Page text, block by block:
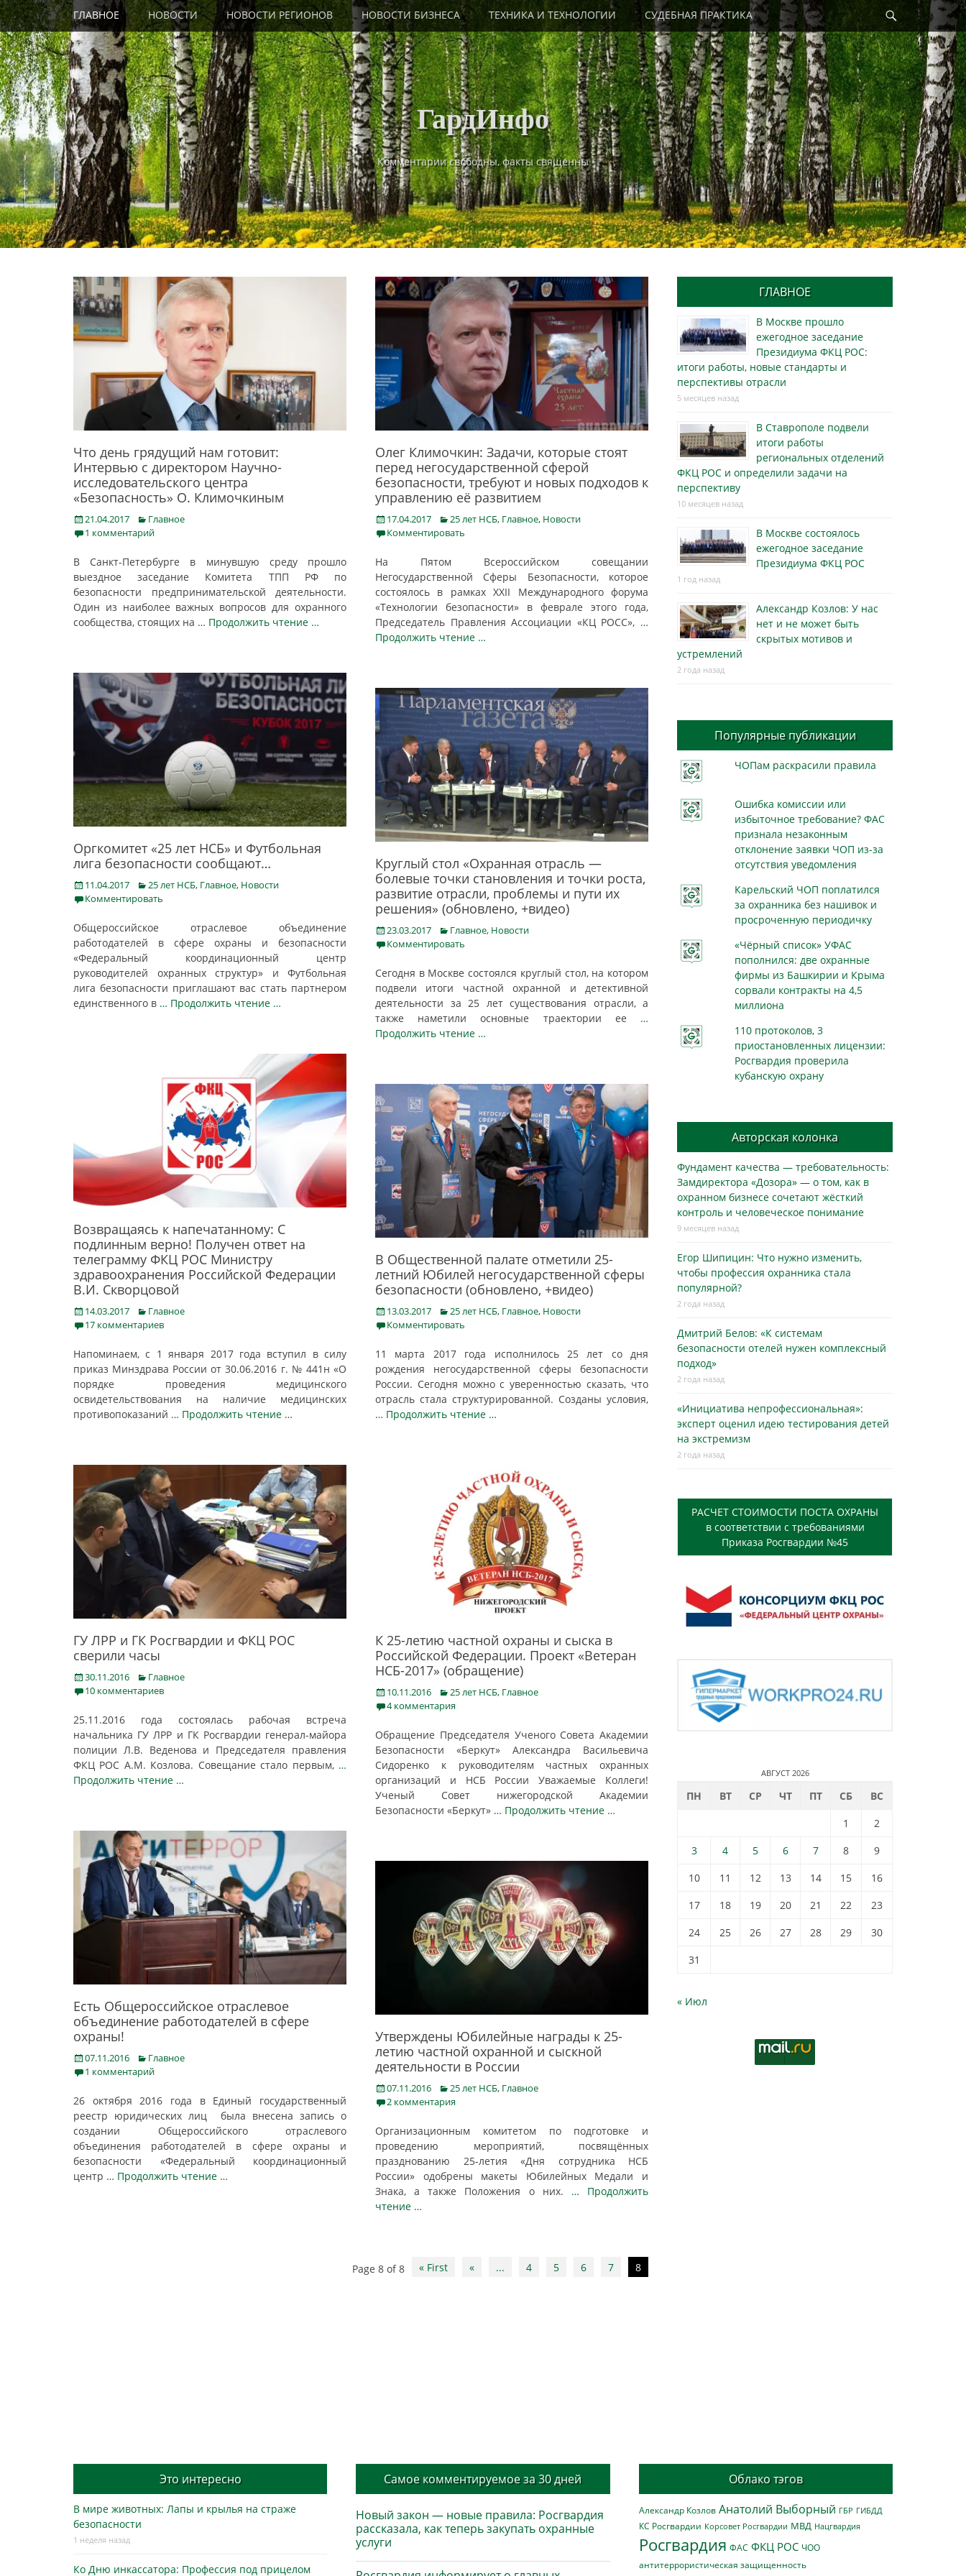
Skip
to
content
Primary Menu
ГЛАВНОЕ НОВОСТИ НОВОСТИ РЕГИОНОВ НОВОСТИ БИЗНЕСА ТЕХНИКА И ТЕХНОЛОГИИ СУДЕБНАЯ ПРАКТИКА
Найти
ГардИнфо
Комментарии свободны, факты священны
Что день грядущий нам готовит:
Интервью с директором Научно-
исследовательского центра
«Безопасность» О. Климочкиным
Posted
on
21.04.2017 Categories
Главное
1 комментарий
В Санкт-Петербурге в минувшую среду прошло
выездное заседание Комитета ТПП РФ по
безопасности предпринимательской деятельности.
Один из наиболее важных вопросов для охранного
сообщества, стоящих на … Продолжить чтение …
Олег Климочкин: Задачи, которые стоят
перед негосударственной сферой
безопасности, требуют и новых подходов к
управлению её развитием
Posted
on
17.04.2017 Categories
25 лет НСБ, Главное, Новости
Комментировать
На Пятом Всероссийском совещании
Негосударственной Сферы Безопасности, которое
состоялось в рамках XXII Международного форума
«Технологии безопасности» в феврале этого года,
Председатель Правления Ассоциации «КЦ РОСС», …
Продолжить чтение …
Оргкомитет «25 лет НСБ» и Футбольная
лига безопасности сообщают…
Posted
on
11.04.2017 Categories
25 лет НСБ, Главное, Новости
Комментировать
Общероссийское отраслевое объединение
работодателей в сфере охраны и безопасности
«Федеральный координационный центр
руководителей охранных структур» и Футбольная
лига безопасности приглашают вас стать партнером
единственного в … Продолжить чтение …
Круглый стол «Охранная отрасль —
болевые точки становления и точки роста,
развитие отрасли, проблемы и пути их
решения» (обновлено, +видео)
Posted
on
23.03.2017 Categories
Главное, Новости
Комментировать
Сегодня в Москве состоялся круглый стол, на котором
подвели итоги частной охранной и детективной
деятельности за 25 лет существования отрасли, а
также наметили основные траектории ее …
Продолжить чтение …
Возвращаясь к напечатанному: С
подлинным верно! Получен ответ на
телеграмму ФКЦ РОС Министру
здравоохранения Российской Федерации
В.И. Скворцовой
Posted
on
14.03.2017 Categories
Главное
17 комментариев
Напоминаем, с 1 января 2017 года вступил в силу
приказ Минздрава России от 30.06.2016 г. № 441н «О
порядке проведения медицинского
освидетельствования на наличие медицинских
противопоказаний … Продолжить чтение …
В Общественной палате отметили 25-
летний Юбилей негосударственной сферы
безопасности (обновлено, +видео)
Posted
on
13.03.2017 Categories
25 лет НСБ, Главное, Новости
Комментировать
11 марта 2017 года исполнилось 25 лет со дня
рождения негосударственной сферы безопасности
России. Сегодня можно с уверенностью сказать, что
отрасль стала структурированной. Созданы условия,
… Продолжить чтение …
ГУ ЛРР и ГК Росгвардии и ФКЦ РОС
сверили часы
Posted
on
30.11.2016 Categories
Главное
10 комментариев
25.11.2016 года состоялась рабочая встреча
начальника ГУ ЛРР и ГК Росгвардии генерал-майора
полиции Л.В. Веденова и Председателя правления
ФКЦ РОС А.М. Козлова. Совещание стало первым, …
Продолжить чтение …
К 25-летию частной охраны и сыска в
Российской Федерации. Проект «Ветеран
НСБ-2017» (обращение)
Posted
on
10.11.2016 Categories
25 лет НСБ, Главное
4 комментария
Обращение Председателя Ученого Совета Академии
Безопасности «Беркут» Александра Васильевича
Сидоренко к руководителям частных охранных
организаций и НСБ России Уважаемые Коллеги!
Ученый Совет нижегородской Академии
Безопасности «Беркут» … Продолжить чтение …
Есть Общероссийское отраслевое
объединение работодателей в сфере
охраны!
Posted
on
07.11.2016 Categories
Главное
1 комментарий
26 октября 2016 года в Единый государственный
реестр юридических лиц была внесена запись о
создании Общероссийского отраслевого
объединения работодателей в сфере охраны и
безопасности «Федеральный координационный
центр … Продолжить чтение …
Утверждены Юбилейные награды к 25-
летию частной охранной и сыскной
деятельности в России
Posted
on
07.11.2016 Categories
25 лет НСБ, Главное
2 комментария
Организационным комитетом по подготовке и
проведению мероприятий, посвящённых
празднованию 25-летия «Дня сотрудника НСБ
России» одобрены макеты Юбилейных Медали и
Знака, а также Положения о них. … Продолжить
чтение …
Page 8 of 8 « First « ... 4 5 6 7 8
ГЛАВНОЕ
В Москве прошло
ежегодное заседание
Президиума ФКЦ РОС:
итоги работы, новые стандарты и
перспективы отрасли
5 месяцев назад
В Ставрополе подвели
итоги работы
региональных отделений
ФКЦ РОС и определили задачи на
перспективу
10 месяцев назад
В Москве состоялось
ежегодное заседание
Президиума ФКЦ РОС
1 год назад
Александр Козлов: У нас
нет и не может быть
скрытых мотивов и
устремлений
2 года назад
Популярные публикации
ЧОПам раскрасили правила
Ошибка комиссии или
избыточное требование? ФАС
признала незаконным
отклонение заявки ЧОП из-за
отсутствия уведомления
Карельский ЧОП поплатился
за охранника без нашивок и
просроченную периодичку
«Чёрный список» УФАС
пополнился: две охранные
фирмы из Башкирии и Крыма
сорвали контракты на 4,5
миллиона
110 протоколов, 3
приостановленных лицензии:
Росгвардия проверила
кубанскую охрану
Авторская колонка
Фундамент качества — требовательность:
Замдиректора «Дозора» — о том, как в
охранном бизнесe сочетают жёсткий
контроль и человеческое понимание
9 месяцев назад
Егор Шипицин: Что нужно изменить,
чтобы профессия охранника стала
популярной?
2 года назад
Дмитрий Белов: «К системам
безопасности отелей нужен комплексный
подход»
2 года назад
«Инициатива непрофессиональная»:
эксперт оценил идею тестирования детей
на экстремизм
2 года назад
РАСЧЕТ СТОИМОСТИ ПОСТА ОХРАНЫ
в соответствии с требованиями
Приказа Росгвардии №45
АВГУСТ 2026
ПН ВТ СР ЧТ ПТ СБ
ВС
1
2
3
4 5 6 7 8
9
10
11 12 13 14 15
16
17
18 19 20 21 22
23
24
25 26 27 28 29
30
31
« Июл
Это интересно
В мире животных: Лапы и крылья на страже
безопасности
1 неделя назад
Ко Дню инкассатора: Профессия под прицелом
Самое комментируемое за 30 дней
Новый закон — новые правила: Росгвардия
рассказала, как теперь закупать охранные
услуги
Облако тэгов
Александр Козлов Анатолий Выборный ГБР ГИБДД
КС Росгвардии Корсовет Росгвардии МВД Нацгвардия
Росгвардия ФАС ФКЦ РОС ЧОО
антитеррористическая защищенность